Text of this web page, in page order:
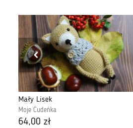
Mały Lisek
Moje Cudeńka
64,00 zł